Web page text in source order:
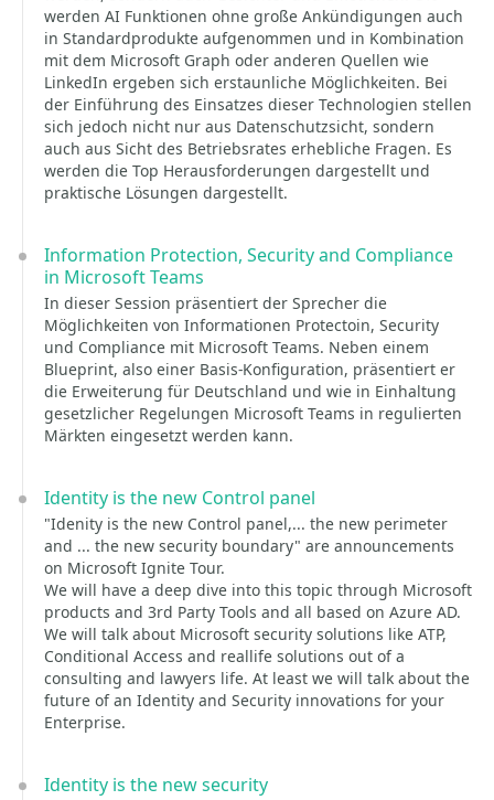
werden AI Funktionen ohne große Ankündigungen auch
in Standardprodukte aufgenommen und in Kombination
mit dem Microsoft Graph oder anderen Quellen wie
LinkedIn ergeben sich erstaunliche Möglichkeiten. Bei
der Einführung des Einsatzes dieser Technologien stellen
sich jedoch nicht nur aus Datenschutzsicht, sondern
auch aus Sicht des Betriebsrates erhebliche Fragen. Es
werden die Top Herausforderungen dargestellt und
praktische Lösungen dargestellt.
Information Protection, Security and Compliance
in Microsoft Teams
In dieser Session präsentiert der Sprecher die
Möglichkeiten von Informationen Protectoin, Security
und Compliance mit Microsoft Teams. Neben einem
Blueprint, also einer Basis-Konfiguration, präsentiert er
die Erweiterung für Deutschland und wie in Einhaltung
gesetzlicher Regelungen Microsoft Teams in regulierten
Märkten eingesetzt werden kann.
Identity is the new Control panel
"Idenity is the new Control panel,... the new perimeter
and ... the new security boundary" are announcements
on Microsoft Ignite Tour.
We will have a deep dive into this topic through Microsoft
products and 3rd Party Tools and all based on Azure AD.
We will talk about Microsoft security solutions like ATP,
Conditional Access and reallife solutions out of a
consulting and lawyers life. At least we will talk about the
future of an Identity and Security innovations for your
Enterprise.
Identity is the new security